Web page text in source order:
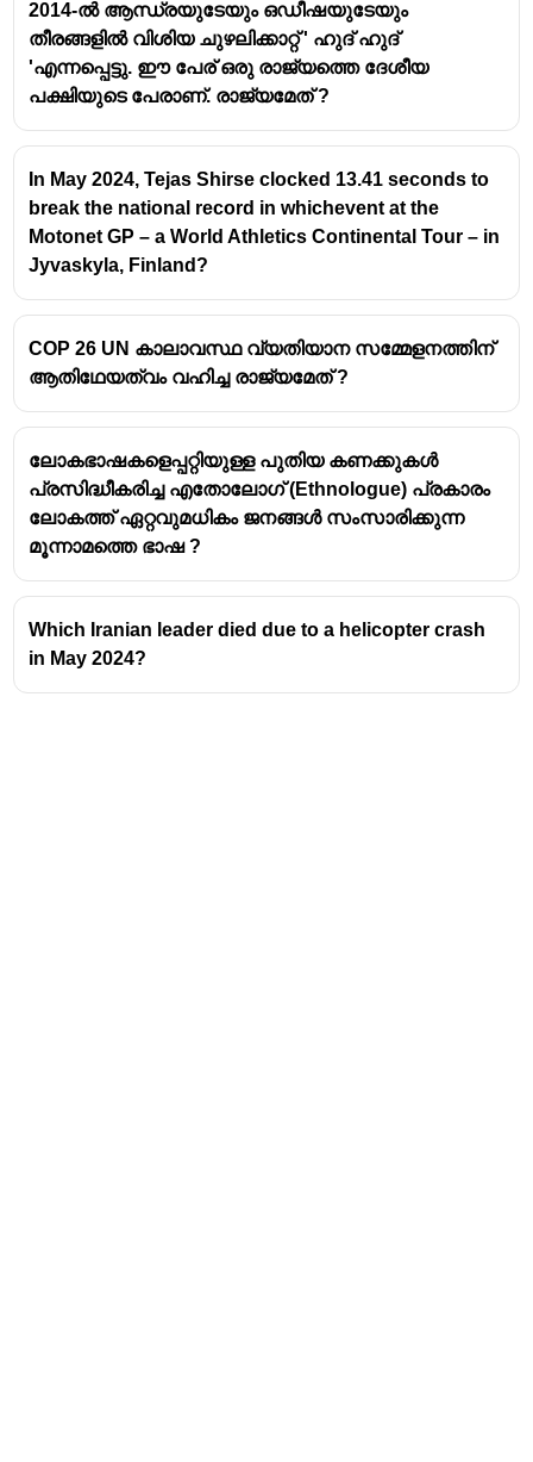
2026 ഏഷ്യൻ ഗെയിംസ്
വേദി:
ജപ്പാനിലെ ഐച്ചി പ്രിഫെക്ചറും നഗരവും
വഹിക്കുന്നത്.
ചരിത്രപരമായ പ്രാധാന്യം:ഏഷ്യൻ
ഗെയിംസിന് ജപ്പാൻ ആതിഥേയത്വം വഹിക്കുന്നത്
ഇത് മൂന്നാം തവണയാണ്. 1958-ൽ
ഗെയിംസ് നടന്നിട്ടുണ്ട്.
2014-ൽ ആന്ധ്രയുടേയും ഒഡീഷയുടേയും
തീരങ്ങളിൽ വിശിയ ചുഴലിക്കാറ്റ് ' ഹുദ് ഹുദ്
'എന്നപ്പെട്ടു. ഈ പേര് ഒരു രാജ്യത്തെ ദേശീയ
പക്ഷിയുടെ പേരാണ്. രാജ്യമേത് ?
In May 2024, Tejas Shirse clocked 13.41 seconds to
break the national record in whichevent at the
Motonet GP – a World Athletics Continental Tour – in
Jyvaskyla, Finland?
COP 26 UN കാലാവസ്ഥ വ്യതിയാന സമ്മേളനത്തിന്
ആതിഥേയത്വം വഹിച്ച രാജ്യമേത് ?
ലോകഭാഷകളെപ്പറ്റിയുള്ള പുതിയ കണക്കുകൾ
പ്രസിദ്ധീകരിച്ച എതോലോഗ് (Ethnologue) പ്രകാരം
ലോകത്ത് ഏറ്റവുമധികം ജനങ്ങൾ സംസാരിക്കുന്ന
മൂന്നാമത്തെ ഭാഷ ?
Which Iranian leader died due to a helicopter crash
in May 2024?